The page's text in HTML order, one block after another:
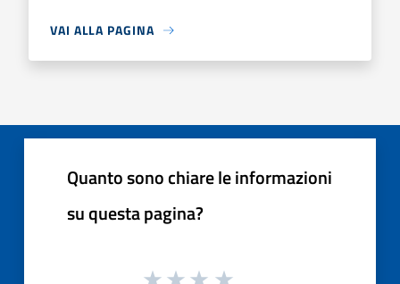
VAI ALLA PAGINA
Quanto sono chiare le informazioni
su questa pagina?